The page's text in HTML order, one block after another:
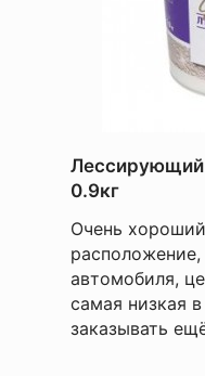
Лессирующий
0.9кг
Очень
расположение,
автомобиля,
самая низкая
заказывать